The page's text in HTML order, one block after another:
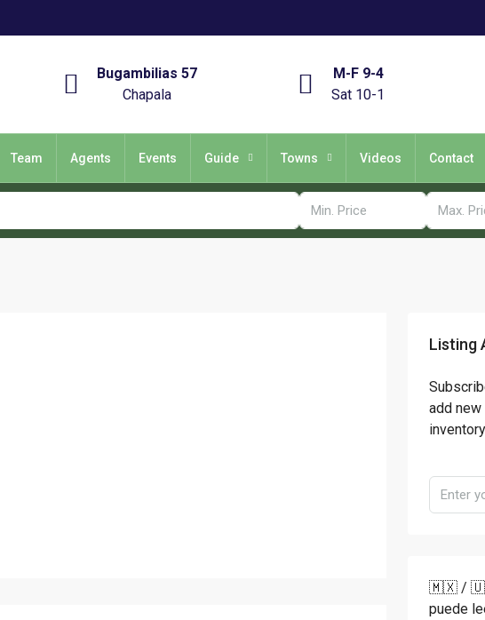
Bugambilias 57
Chapala
M-F 9-4
Sat 10-1
Team Agents Events Guide Towns Videos Contact
Listing
add
🇲🇽 / 🇺🇸
puede